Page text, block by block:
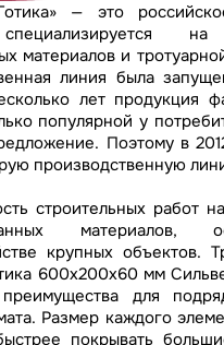
— это
на
материалов и
линия была
лет продукция
популярной у
Поэтому в
производственную
строительных работ
материалов,
крупных объектов.
600х200х60 мм
для
Размер каждого
покрывать